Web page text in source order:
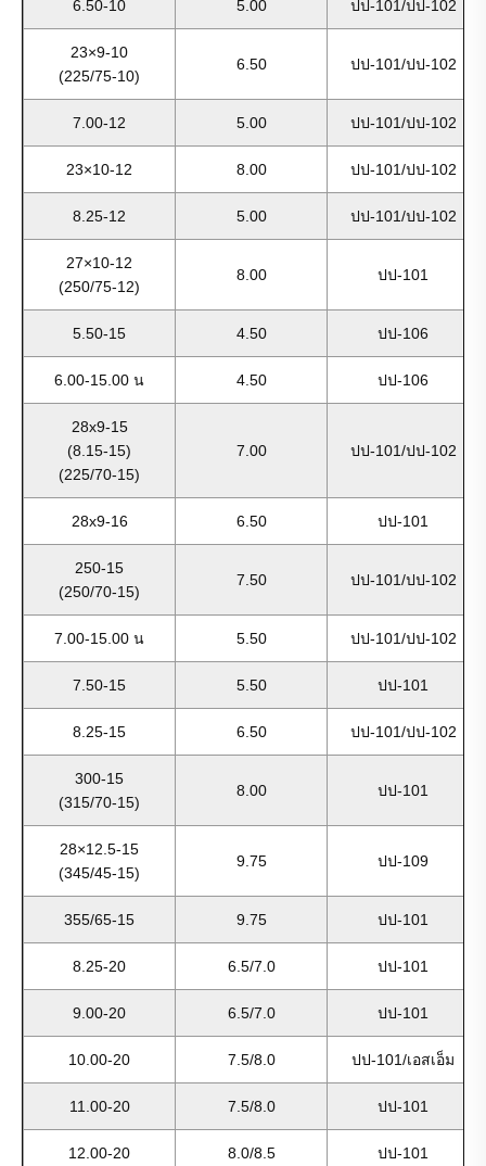
6.50-10 5.00 ปป-101/ปป-102
23×9-10
(225/75-10)
6.50 ปป-101/ปป-102
7.00-12 5.00 ปป-101/ปป-102
23×10-12 8.00 ปป-101/ปป-102
8.25-12 5.00 ปป-101/ปป-102
27×10-12
(250/75-12)
8.00 ปป-101
5.50-15 4.50 ปป-106
6.00-15.00 น 4.50 ปป-106
28x9-15
(8.15-15)
(225/70-15)
7.00 ปป-101/ปป-102
28x9-16 6.50 ปป-101
250-15
(250/70-15)
7.50 ปป-101/ปป-102
7.00-15.00 น 5.50 ปป-101/ปป-102
7.50-15 5.50 ปป-101
8.25-15 6.50 ปป-101/ปป-102
300-15
(315/70-15)
8.00 ปป-101
28×12.5-15
(345/45-15)
9.75 ปป-109
355/65-15 9.75 ปป-101
8.25-20 6.5/7.0 ปป-101
9.00-20 6.5/7.0 ปป-101
10.00-20 7.5/8.0 ปป-101/เอสเอ็ม
11.00-20 7.5/8.0 ปป-101
12.00-20 8.0/8.5 ปป-101